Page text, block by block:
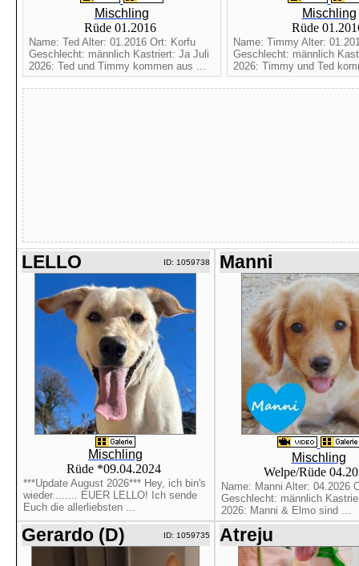
Mischling
Rüde 01.2016
Name: Ted Alter: 01.2016 Ort: Korfu
Geschlecht: männlich Kastriert: Ja Juli
2026: Ted und Timmy kommen aus ...
Mischling
Rüde
Name: Timmy Alter:
Geschlecht: männlich
2026: Timmy und Ted
LELLO ID: 1059738
Mischling
Rüde *09.04.2024
***Update August 2026*** Hey, ich bin's
wieder........ EUER LELLO! Ich sende
Euch die allerliebsten ...
Manni
Mischling
Welpe/Rüde
Name: Manni Alter: 04.2026
Geschlecht: männlich
2026: Manni & Elmo sind ...
Gerardo (D) ID: 1059735 Atreju